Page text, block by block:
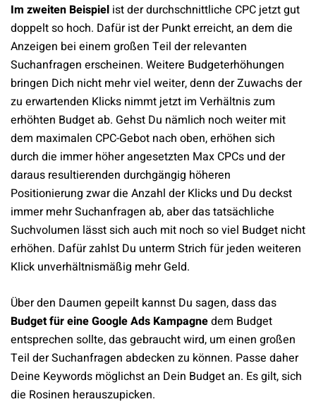
Im zweiten Beispiel ist der durchschnittliche CPC jetzt gut
doppelt so hoch. Dafür ist der Punkt erreicht, an dem die
Anzeigen bei einem großen Teil der relevanten
Suchanfragen erscheinen. Weitere Budgeterhöhungen
bringen Dich nicht mehr viel weiter, denn der Zuwachs der
zu erwartenden Klicks nimmt jetzt im Verhältnis zum
erhöhten Budget ab. Gehst Du nämlich noch weiter mit
dem maximalen CPC-Gebot nach oben, erhöhen sich
durch die immer höher angesetzten Max CPCs und der
daraus resultierenden durchgängig höheren
Positionierung zwar die Anzahl der Klicks und Du deckst
immer mehr Suchanfragen ab, aber das tatsächliche
Suchvolumen lässt sich auch mit noch so viel Budget nicht
erhöhen. Dafür zahlst Du unterm Strich für jeden weiteren
Klick unverhältnismäßig mehr Geld.
Über den Daumen gepeilt kannst Du sagen, dass das
Budget für eine Google Ads Kampagnedem Budget
entsprechen sollte, das gebraucht wird, um einen großen
Teil der Suchanfragen abdecken zu können. Passe daher
Deine Keywords möglichst an Dein Budget an. Es gilt, sich
die Rosinen herauszupicken.